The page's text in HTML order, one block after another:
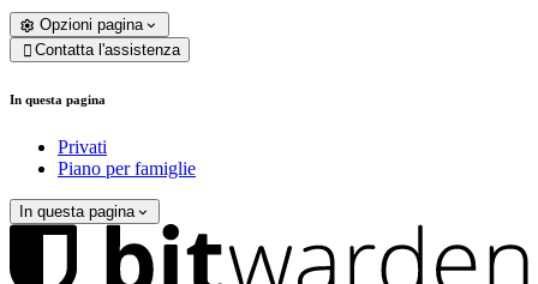
Opzioni pagina
 Contatta l'assistenza
In questa pagina
Privati
Piano per famiglie
In questa pagina